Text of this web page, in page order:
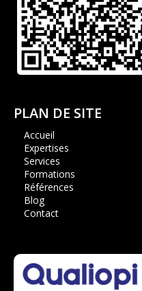
PLAN DE SITE
Accueil
Expertises
Services
Formations
Références
Blog
Contact